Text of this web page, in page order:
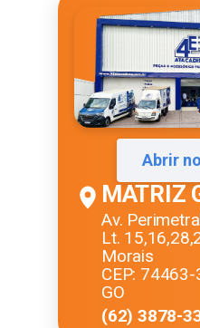
Abrir
MATRIZ
Av.
Lt.
Morais
CEP:
GO
(62) 3878-